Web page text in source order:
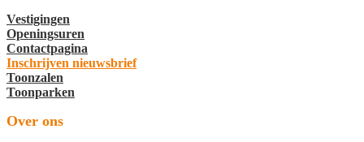
Vestigingen
Openingsuren
Contactpagina
Inschrijven nieuwsbrief
Toonzalen
Toonparken
Over ons